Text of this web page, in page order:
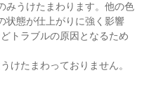
みうけたまわります。他の色
状態が仕上がりに強く影響
トラブルの原因となるため
けたまわっておりません。